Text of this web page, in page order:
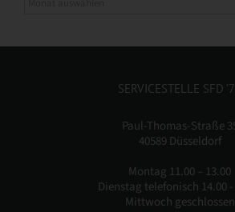
SERVICESTELLE SFD
Paul-Thomas-Straße
40589 Düsseldorf
Montag 11.00 – 13.00
Dienstag telefonisch 14.00
Mittwoch geschlossen